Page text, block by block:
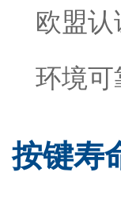
欧盟认
环境可
按键寿